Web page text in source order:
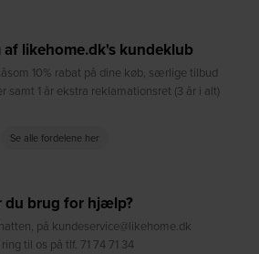
af likehome.dk's kundeklub
10% rabat på dine køb, særlige tilbud
samt 1 år ekstra reklamationsret (3 år i alt)
Se alle fordelene her
du brug for hjælp?
på kundeservice@likehome.dk
til os på tlf. 71 74 71 34